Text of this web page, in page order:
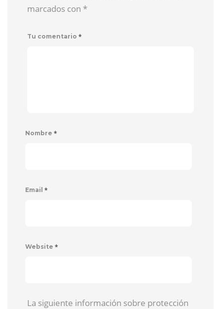
marcados con *
Tu comentario *
Nombre *
Email *
Website *
La siguiente información sobre protección